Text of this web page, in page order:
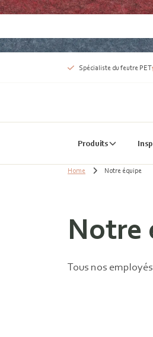
Spécialiste du feutre PET
Produits
Home Notre équipe
Notre
Tous nos